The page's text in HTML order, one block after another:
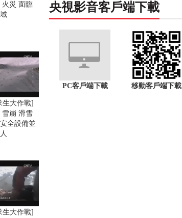
火災 面臨
生大作戰]
雪崩 滑雪
全設備並
生大作戰]
央視影音客戶端下載
PC客戶端下載 移動客戶端下載